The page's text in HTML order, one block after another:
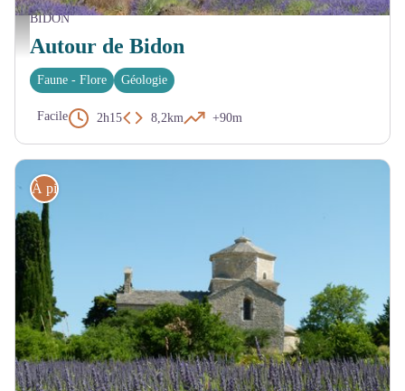
BIDON
Autour de Bidon
Faune - Flore Géologie
Facile 2h15 8,2km +90m
À pied